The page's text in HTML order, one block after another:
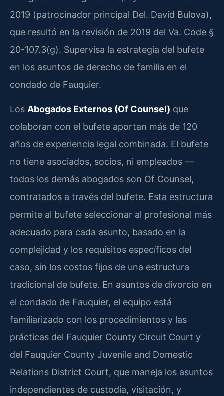
2019 (patrocinador principal Del. David Bulova),
que resultó en la revisión de 2019 del Va. Code §
20-107.3(g). Supervisa la estrategia del bufete
en los asuntos de derecho de familia en el
condado de Fauquier.
Los Abogados Externos (Of Counsel) que
colaboran con el bufete aportan más de 120
años de experiencia legal combinada. El bufete
no tiene asociados, socios, ni empleados —
todos los demás abogados son Of Counsel,
contratados a través del bufete. Esta estructura
permite al bufete seleccionar al profesional más
adecuado para cada asunto, basado en la
complejidad y los requisitos específicos del
caso, sin los costos fijos de una estructura
tradicional de bufete. En asuntos de divorcio en
el condado de Fauquier, el equipo está
familiarizado con los procedimientos y las
prácticas del Fauquier County Circuit Court y
del Fauquier County Juvenile and Domestic
Relations District Court, que maneja los asuntos
independientes de custodia, visitación, y